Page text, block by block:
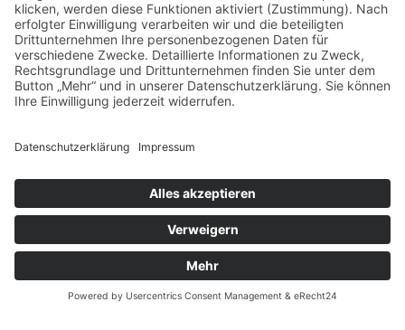
Herstellerlösungen
JOSAM
Über JOSAM
Kontakt
FAQ
©2026- Copyright JOSAM Richttechnik GmbH
Impressum Datenschutz Cookie‑Einstellungen